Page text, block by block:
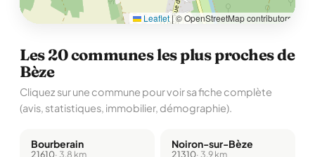
Leaflet |© OpenStreetMap contributors
Les 20 communes les plus proches de
Bèze
Cliquez sur une commune pour voir sa fiche complète
(avis, statistiques, immobilier, démographie).
Bourberain
21610· 3,8 km
Noiron-sur-Bèze
21310· 3,9 km